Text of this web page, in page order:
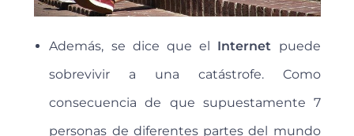
Además, se dice que el Internet puede
sobrevivir a una catástrofe. Como
consecuencia de que supuestamente 7
personas de diferentes partes del mundo